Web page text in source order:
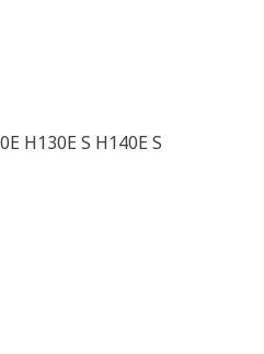
H130E S H140E S